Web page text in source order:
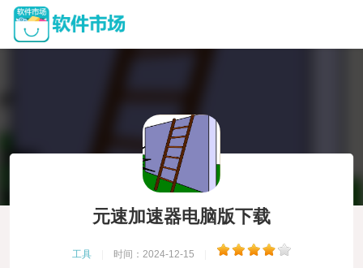
元速加速器电脑版下载
工具 时间：2024-12-15